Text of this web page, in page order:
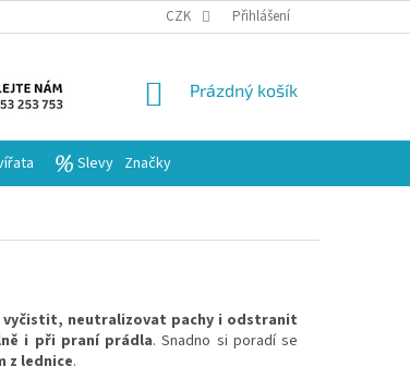
CZK Přihlášení
NÁKUPNÍ
Prázdný košík
Slevy Značky
vyčistit, neutralizovat pachy i odstranit
i při praní prádla. Snadno si poradí se
z lednice.